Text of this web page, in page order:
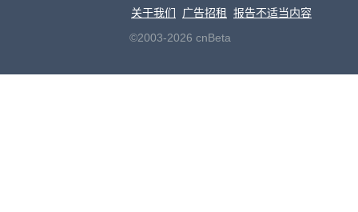
关于我们
广告招租
报告不适当内容
©2003-2026 cnBeta